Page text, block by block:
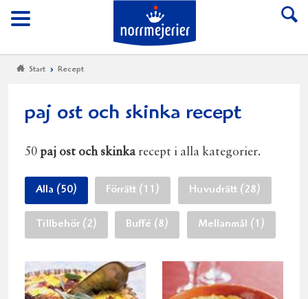
Meny
Till Norrmejerier
Start Recept
paj ost och skinka recept
50 paj ost och skinka recept i alla kategorier.
Alla (50) Förrätt (11) Huvudrätt (28)
Tillbehör (2) Buffé (8) Mellanmål (1)